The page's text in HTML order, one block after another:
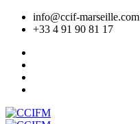
info@ccif-marseille.com
+33 4 91 90 81 17